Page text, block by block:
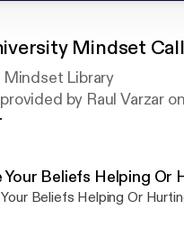
Mindset
Library
by Raul Varzar
Your Beliefs Helping Or
Beliefs Helping Or